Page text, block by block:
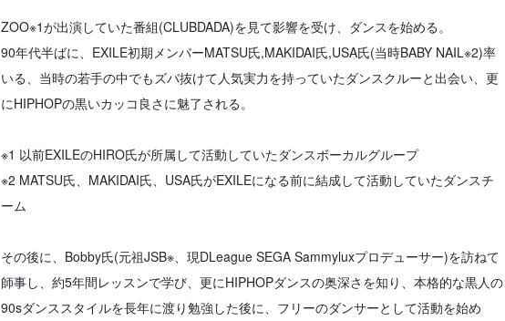
ZOO※1が出演していた番組(CLUBDADA)を見て影響を受け、ダンスを始める。
90年代半ばに、EXILE初期メンバーMATSU氏,MAKIDAI氏,USA氏(当時BABY NAIL※2)率
いる、当時の若手の中でもズバ抜けて人気実力を持っていたダンスクルーと出会い、更
にHIPHOPの黒いカッコ良さに魅了される。
※1 以前EXILEのHIRO氏が所属して活動していたダンスボーカルグループ
※2 MATSU氏、MAKIDAI氏、USA氏がEXILEになる前に結成して活動していたダンスチ
ーム
その後に、Bobby氏(元祖JSB※、現DLeague SEGA Sammyluxプロデューサー)を訪ねて
師事し、約5年間レッスンで学び、更にHIPHOPダンスの奥深さを知り、本格的な黒人の
90sダンススタイルを長年に渡り勉強した後に、フリーのダンサーとして活動を始め